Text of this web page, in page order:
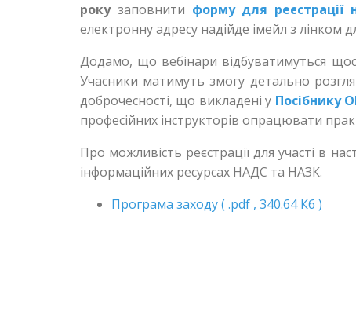
рокузаповнити форму для реєстрації
електронну адресу надійде імейл з лінком
Додамо, що вебінари відбуватимуться
Учасники матимуть змогу детально
доброчесності, що викладені у Посібнику
професійних інструкторів опрацювати
Про можливість реєстрації для участі в
інформаційних ресурсах НАДС та НАЗК.
Програма заходу ( .pdf , 340.64 Кб )